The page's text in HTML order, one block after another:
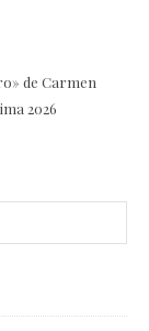
de Carmen
2026